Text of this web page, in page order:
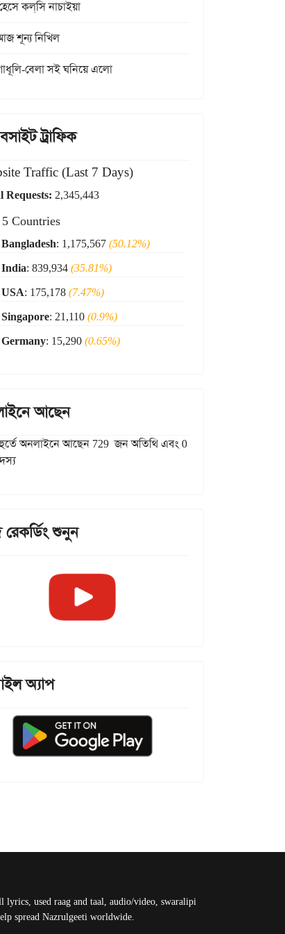
কল্‌সি নাচাইয়া
শূন্য নিখিল
বেলা সই ঘনিয়ে এলো
ট্রাফিক
Traffic (Last 7 Days)
Requests: 2,345,443
Countries
Bangladesh: 1,175,567(50.12%)
India: 839,934(35.81%)
USA: 175,178(7.47%)
Singapore: 21,110(0.9%)
Germany: 15,290(0.65%)
আছেন
অনলাইনে আছেন 729 জন অতিথি এবং 0
শুনুন
অ্যাপ
used raag and taal, audio/video, swaralipi
spread Nazrulgeeti worldwide.